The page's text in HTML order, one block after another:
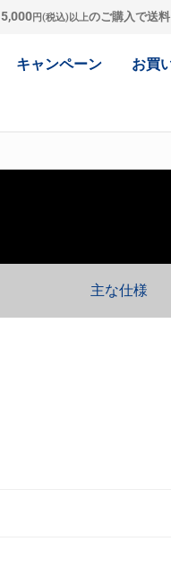
5,000円(税込)以上のご購入で送
キャンペーン お買
主な仕様